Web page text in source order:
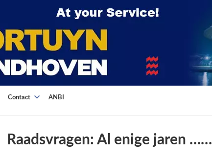
Contact ANBI
Raadsvragen: Al enige jaren ……